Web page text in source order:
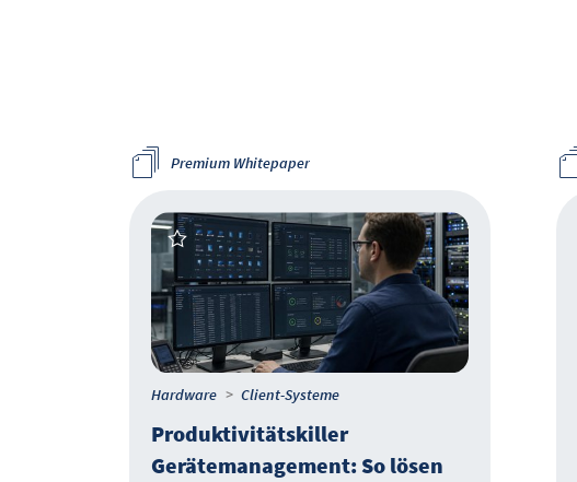
Premium Whitepaper
Hardware Client-Systeme
Produktivitätskiller
Gerätemanagement: So lösen